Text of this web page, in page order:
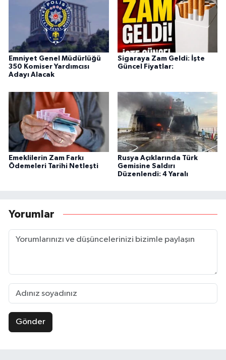
Emniyet Genel Müdürlüğü
350 Komiser Yardımcısı
Adayı Alacak
Sigaraya Zam Geldi: İşte
Güncel Fiyatlar:
Emeklilerin Zam Farkı
Ödemeleri Tarihi Netleşti
Rusya Açıklarında Türk
Gemisine Saldırı
Düzenlendi: 4 Yaralı
Yorumlar
Gönder